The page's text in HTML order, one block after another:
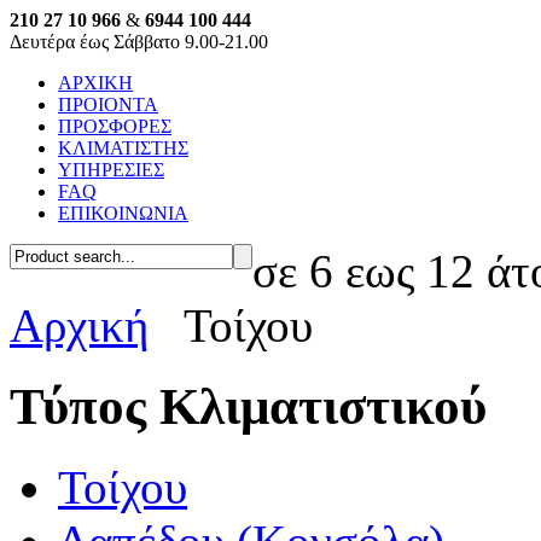
210 27 10 966 & 6944 100 444
Δευτέρα έως Σάββατο 9.00-21.00
ΑΡΧΙΚΗ
ΠΡΟΙΟΝΤΑ
ΠΡΟΣΦΟΡΕΣ
ΚΛΙΜΑΤΙΣΤΗΣ
ΥΠΗΡΕΣΙΕΣ
FAQ
ΕΠΙΚΟΙΝΩΝΙΑ
σε 6 εως 12
Αρχική
Τοίχου
Τύπος Κλιματιστικού
Τοίχου